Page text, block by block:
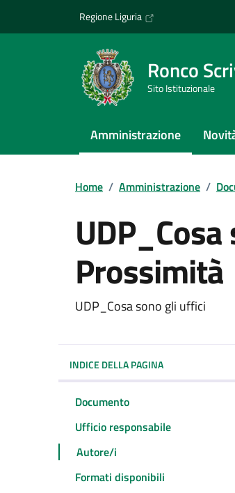
Regione Liguria
Ronco
Sito Istituzionale
Amministrazione
Home / Amministrazione /
Prossimità
Dettagli del
UDP_Cosa sono gli uffici
INDICE DELLA PAGINA
Documento
Ufficio responsabile
Autore/i
Formati disponibili